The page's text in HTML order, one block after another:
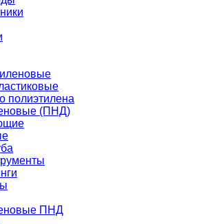
полиэтилена
(ПНД)
ПНД